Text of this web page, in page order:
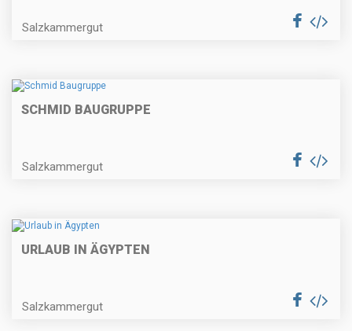
Salzkammergut
SCHMID BAUGRUPPE
Salzkammergut
URLAUB IN ÄGYPTEN
Salzkammergut